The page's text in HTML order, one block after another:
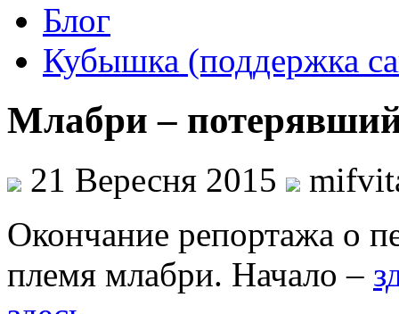
Блог
Кубышка (поддержка
Млабри –
21 Вересня 2015
Окончание репортажа о
племя млабри. Начало –